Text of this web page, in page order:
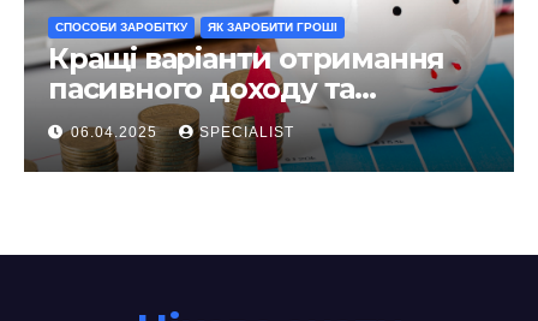
СПОСОБИ ЗАРОБІТКУ ЯК ЗАРОБИТИ ГРОШІ
Кращі варіанти отримання
пасивного доходу та
інвестування у 2025 році
06.04.2025 SPECIALIST